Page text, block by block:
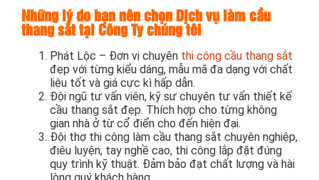
Những lý do bạn nên chọn Dịch vụ làm cầu
thang sắt tại Công Ty chúng tôi
Phát Lộc – Đơn vị chuyên thi công cầu thang sắt
đẹp với từng kiểu dáng, mẫu mã đa dạng với chất
liệu tốt và giá cực kì hấp dẫn.
Đội ngũ tư vấn viên, kỹ sư chuyên tư vấn thiết kế
cầu thang sắt đẹp. Thích hợp cho từng không
gian nhà ở từ cổ điển cho đến hiện đại.
Đội thợ thi công làm cầu thang sắt chuyên nghiệp,
điêu luyện, tay nghề cao, thi công lắp đặt đúng
quy trình kỹ thuật. Đảm bảo đạt chất lượng và hài